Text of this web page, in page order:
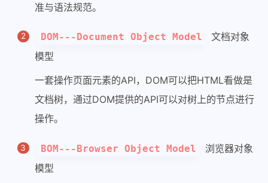
准与语法规范。
DOM---Document Object Model
文档对象
模型
一套操作页面元素的API，DOM可以把HTML看做是
文档树，通过DOM提供的API可以对树上的节点进行
操作。
BOM---Browser Object Model
浏览器对象
模型